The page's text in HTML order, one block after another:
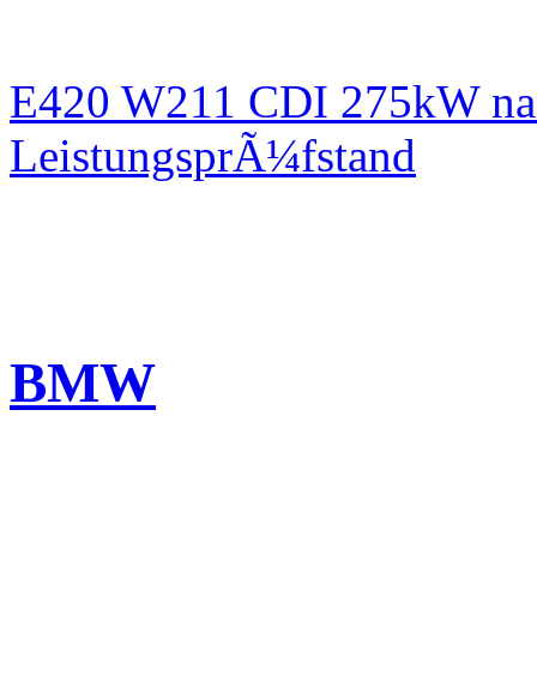
E420 W211 CDI 275kW
LeistungsprÃ¼fstand
BMW